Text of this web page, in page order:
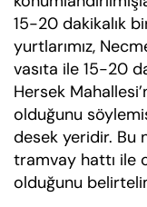
15-20 dakikalık
yurtlarımız,
vasıta ile 15-20
Hersek
olduğunu
desek yeridir. Bu
tramvay hattı ile
olduğunu